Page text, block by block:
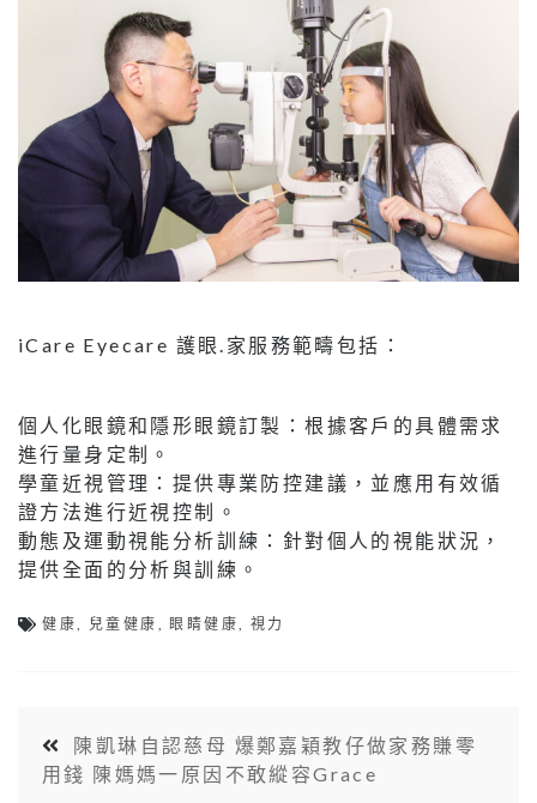
iCare Eyecare 護眼.家服務範疇包括：
個人化眼鏡和隱形眼鏡訂製：根據客戶的具體需求
進行量身定制。
學童近視管理：提供專業防控建議，並應用有效循
證方法進行近視控制。
動態及運動視能分析訓練：針對個人的視能狀況，
提供全面的分析與訓練。
健康 兒童健康 眼睛健康 視力
陳凱琳自認慈母 爆鄭嘉穎教仔做家務賺零
用錢 陳媽媽一原因不敢縱容Grace